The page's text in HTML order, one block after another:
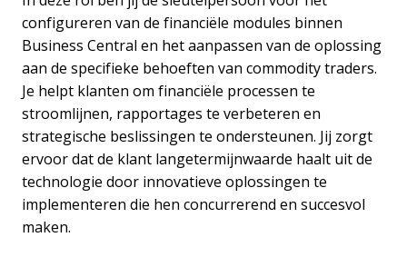
configureren van de financiële modules binnen
Business Central en het aanpassen van de oplossing
aan de specifieke behoeften van commodity traders.
Je helpt klanten om financiële processen te
stroomlijnen, rapportages te verbeteren en
strategische beslissingen te ondersteunen. Jij zorgt
ervoor dat de klant langetermijnwaarde haalt uit de
technologie door innovatieve oplossingen te
implementeren die hen concurrerend en succesvol
maken.